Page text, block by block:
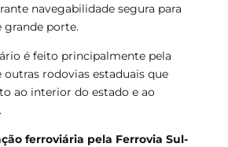
navegabilidade segura para
grande porte.
é feito principalmente pela
outras rodovias estaduais que
ao interior do estado e ao
ferroviária pela Ferrovia Sul-